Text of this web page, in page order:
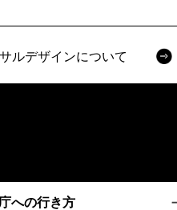
ルデザインについて
への行き方